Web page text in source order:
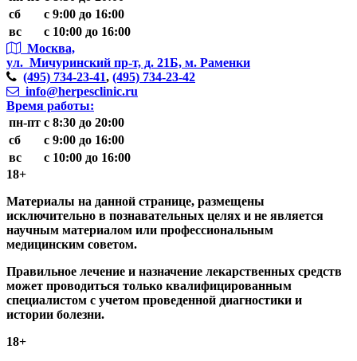
сб
с 9:00 до 16:00
вс
с 10:00 до 16:00
Москва,
ул. Мичуринский пр-т, д. 21Б, м. Раменки
(495) 734-23-41, (495) 734-23-42
info@herpesclinic.ru
Время работы:
пн-пт с 8:30 до 20:00
сб
с 9:00 до 16:00
вс
с 10:00 до 16:00
18+
Материалы на данной странице, размещены
исключительно в познавательных целях и не является
научным материалом или профессиональным
медицинским советом.
Правильное лечение и назначение лекарственных средств
может проводиться только квалифицированным
специалистом с учетом проведенной диагностики и
истории болезни.
18+